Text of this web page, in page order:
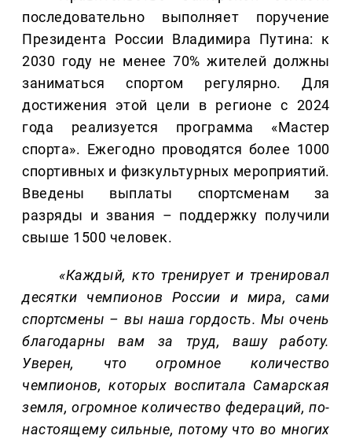
последовательно выполняет поручение
Президента России Владимира Путина: к
2030 году не менее 70% жителей должны
заниматься спортом регулярно. Для
достижения этой цели в регионе с 2024
года реализуется программа «Мастер
спорта». Ежегодно проводятся более 1000
спортивных и физкультурных мероприятий.
Введены выплаты спортсменам за
разряды и звания – поддержку получили
свыше 1500 человек.
«Каждый, кто тренирует и тренировал
десятки чемпионов России и мира, сами
спортсмены – вы наша гордость. Мы очень
благодарны вам за труд, вашу работу.
Уверен, что огромное количество
чемпионов, которых воспитала Самарская
земля, огромное количество федераций, по-
настоящему сильные, потому что во многих